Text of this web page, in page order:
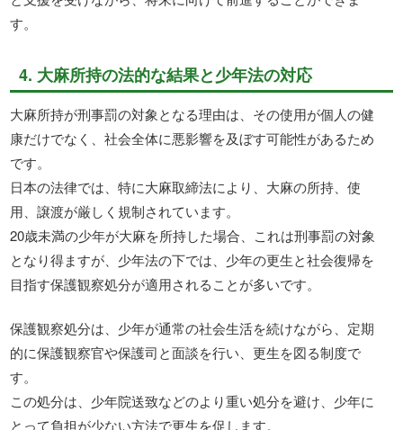
す。
4. 大麻所持の法的な結果と少年法の対応
大麻所持が刑事罰の対象となる理由は、その使用が個人の健
康だけでなく、社会全体に悪影響を及ぼす可能性があるため
です。
日本の法律では、特に大麻取締法により、大麻の所持、使
用、譲渡が厳しく規制されています。
20歳未満の少年が大麻を所持した場合、これは刑事罰の対象
となり得ますが、少年法の下では、少年の更生と社会復帰を
目指す保護観察処分が適用されることが多いです。
保護観察処分は、少年が通常の社会生活を続けながら、定期
的に保護観察官や保護司と面談を行い、更生を図る制度で
す。
この処分は、少年院送致などのより重い処分を避け、少年に
とって負担が少ない方法で更生を促します。